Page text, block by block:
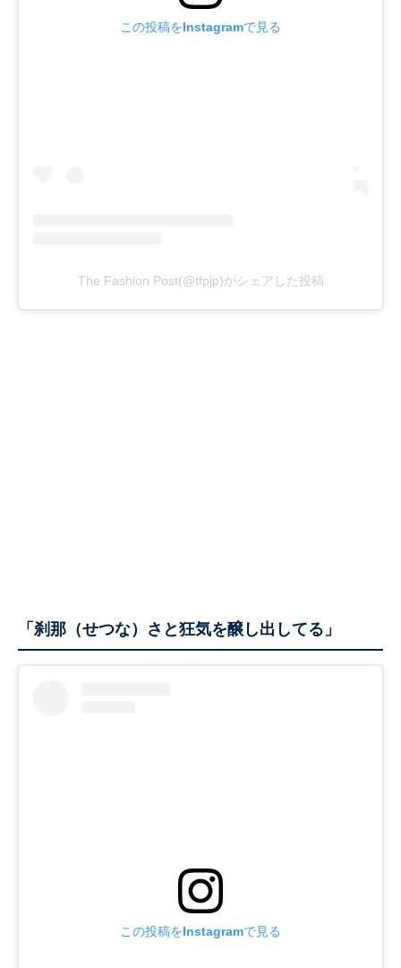
この投稿をInstagramで見る
The Fashion Post(@tfpjp)がシェアした投稿
「刹那（せつな）さと狂気を醸し出してる」
この投稿をInstagramで見る